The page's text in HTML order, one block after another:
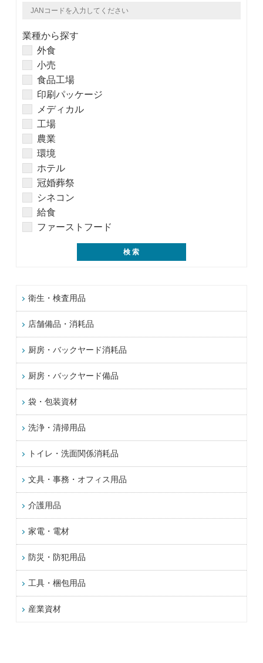
業種から探す
外食
小売
食品工場
印刷パッケージ
メディカル
工場
農業
環境
ホテル
冠婚葬祭
シネコン
給食
ファーストフード
衛生・検査用品
店舗備品・消耗品
厨房・バックヤード消耗品
厨房・バックヤード備品
袋・包装資材
洗浄・清掃用品
トイレ・洗面関係消耗品
文具・事務・オフィス用品
介護用品
家電・電材
防災・防犯用品
工具・梱包用品
産業資材